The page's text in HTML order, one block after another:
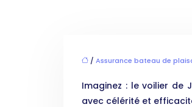
/Assurance bateau de
Imaginez : le voilier de
avec célérité et